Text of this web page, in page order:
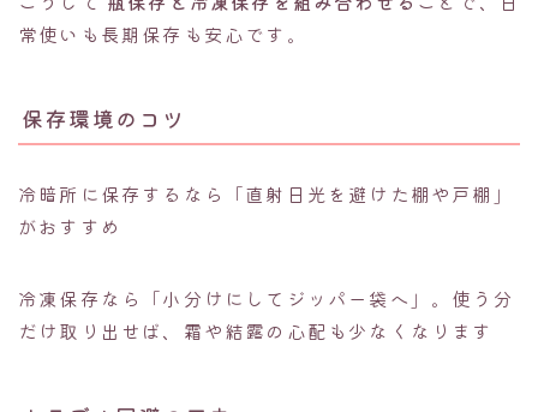
常使いも長期保存も安心です。
保存環境のコツ
冷暗所に保存するなら「直射日光を避けた棚や戸棚」
がおすすめ
冷凍保存なら「小分けにしてジッパー袋へ」。使う分
だけ取り出せば、霜や結露の心配も少なくなります